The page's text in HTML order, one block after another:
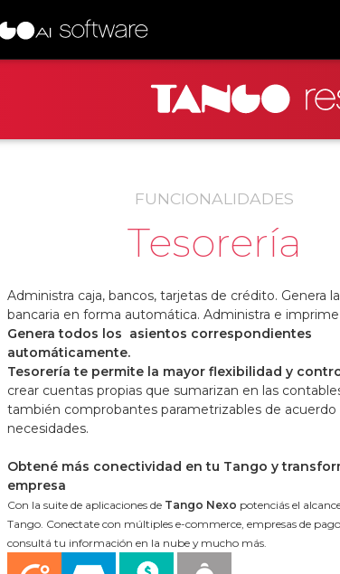
FUNCIONALIDADES
Tesorería
Administra caja, bancos, tarjetas de crédito. Genera
bancaria en forma automática. Administra e
Genera todos los asientos correspondientes
automáticamente.
Tesorería te permite la mayor flexibilidad y
crear cuentas propias que sumarizan en las
también comprobantes parametrizables de acuerdo
necesidades.
Obtené más conectividad en tu Tango y
empresa
Con la suite de aplicaciones de Tango Nexo potenciás el
Tango. Conectate con múltiples e-commerce, empresas de
consultá tu información en la nube y mucho más.